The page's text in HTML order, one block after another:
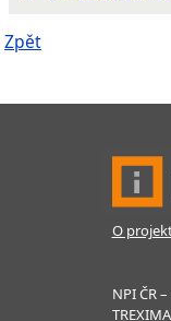
Zpět
O
NPI ČR